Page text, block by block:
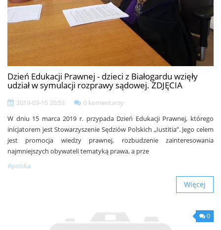
Dzień Edukacji Prawnej - dzieci z Białogardu wzięły
udział w symulacji rozprawy sądowej. ZDJĘCIA
2019-03-15 20:53
0 komentarzy
W dniu 15 marca 2019 r. przypada Dzień Edukacji Prawnej, którego
inicjatorem jest Stowarzyszenie Sędziów Polskich „Iustitia”. Jego celem
jest promocja wiedzy prawnej, rozbudzenie zainteresowania
najmniejszych obywateli tematyką prawa, a prze
#polska
Więcej
0